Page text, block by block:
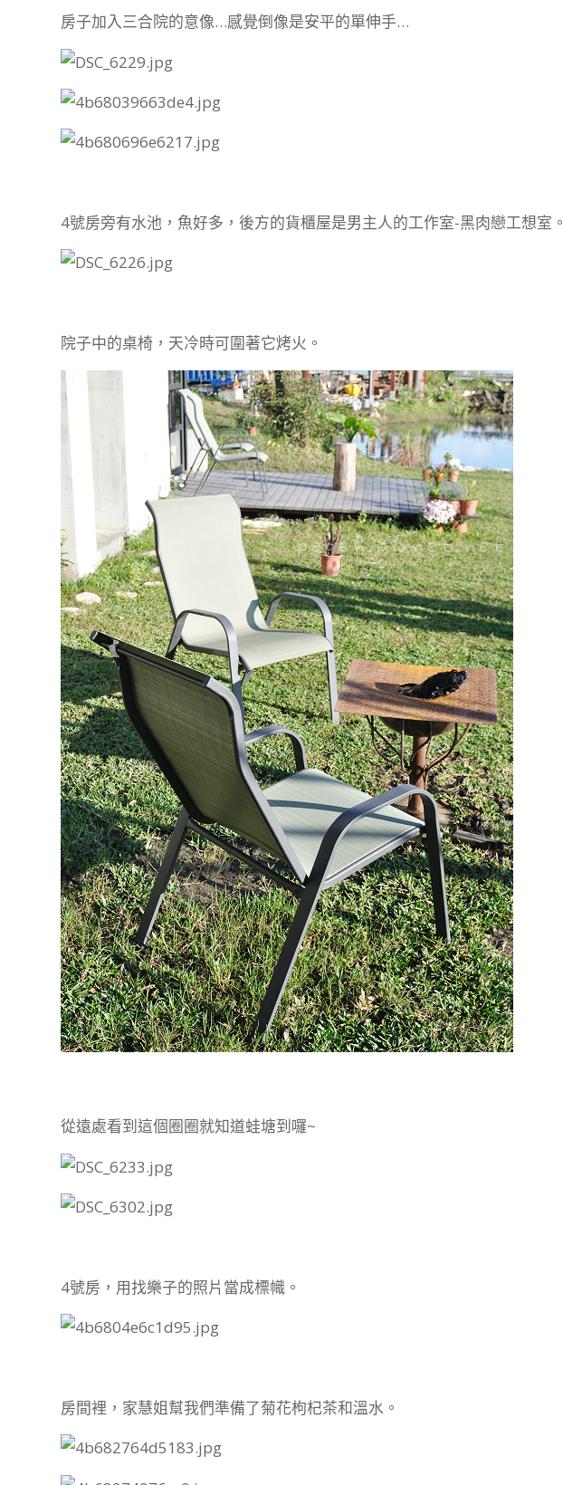
房子加入三合院的意像…感覺倒像是安平的單伸手…
4號房旁有水池，魚好多，後方的貨櫃屋是男主人的工作室-黑肉戀工想室。
院子中的桌椅，天冷時可圍著它烤火。
從遠處看到這個圈圈就知道蛙塘到囉~
4號房，用找樂子的照片當成標幟。
房間裡，家慧姐幫我們準備了菊花枸杞茶和溫水。